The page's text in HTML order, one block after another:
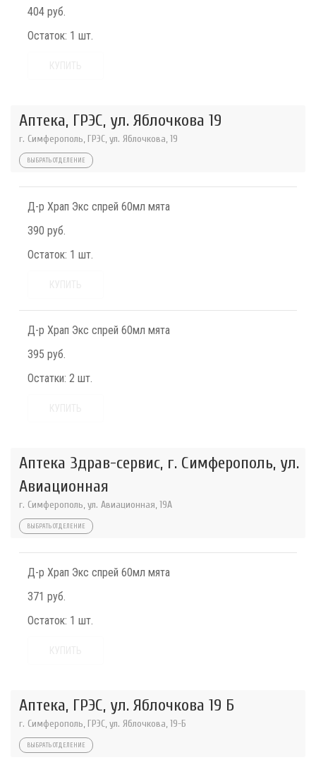
404 руб.
Остаток: 1 шт.
Аптека, ГРЭС, ул. Яблочкова 19
г. Симферополь, ГРЭС, ул. Яблочкова, 19
ВЫБРАТЬ ОТДЕЛЕНИЕ
Д-р Храп Экс спрей 60мл мята
390 руб.
Остаток: 1 шт.
Д-р Храп Экс спрей 60мл мята
395 руб.
Остатки: 2 шт.
Аптека Здрав-сервис, г. Симферополь, ул.
Авиационная
г. Симферополь, ул. Авиационная, 19А
ВЫБРАТЬ ОТДЕЛЕНИЕ
Д-р Храп Экс спрей 60мл мята
371 руб.
Остаток: 1 шт.
Аптека, ГРЭС, ул. Яблочкова 19 Б
г. Симферополь, ГРЭС, ул. Яблочкова, 19-Б
ВЫБРАТЬ ОТДЕЛЕНИЕ